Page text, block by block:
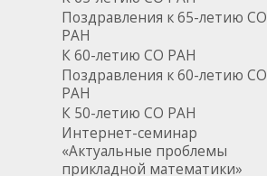
Поздравления к 65-летию СО
РАН
К 60-летию СО РАН
Поздравления к 60-летию СО
РАН
К 50-летию СО РАН
Интернет-семинар
«Актуальные проблемы
прикладной математики»